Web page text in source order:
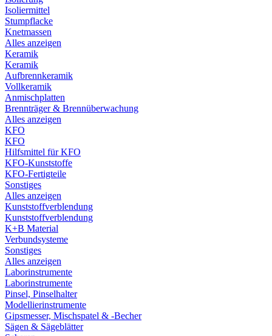
Isoliermittel
Stumpflacke
Knetmassen
Alles anzeigen
Keramik
Keramik
Aufbrennkeramik
Vollkeramik
Anmischplatten
Brennträger & Brennüberwachung
Alles anzeigen
KFO
KFO
Hilfsmittel für KFO
KFO-Kunststoffe
KFO-Fertigteile
Sonstiges
Alles anzeigen
Kunststoffverblendung
Kunststoffverblendung
K+B Material
Verbundsysteme
Sonstiges
Alles anzeigen
Laborinstrumente
Laborinstrumente
Pinsel, Pinselhalter
Modellierinstrumente
Gipsmesser, Mischspatel & -Becher
Sägen & Sägeblätter